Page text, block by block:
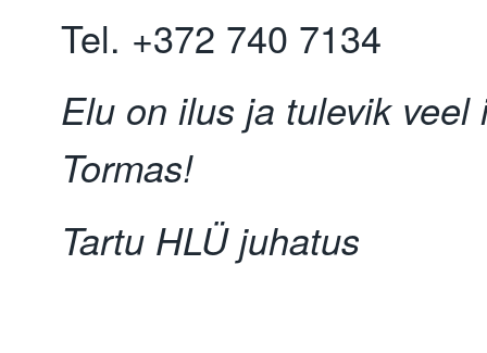
Tel. +372 740 7134
Elu on ilus ja tulevik veel
Tormas!
Tartu HLÜ juhatus